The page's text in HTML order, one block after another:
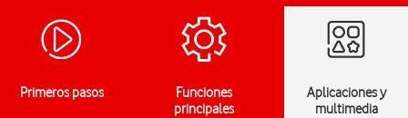
Primeros pasos
Funciones
principales
Aplicaciones y
multimedia